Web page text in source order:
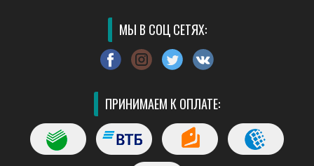
МЫ В СОЦ СЕТЯХ:
ПРИНИМАЕМ К ОПЛАТЕ: